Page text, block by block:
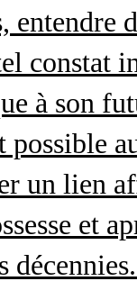
entendre
constat
à son
possible
un lien
et